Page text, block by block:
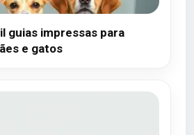
guias impressas para
e gatos